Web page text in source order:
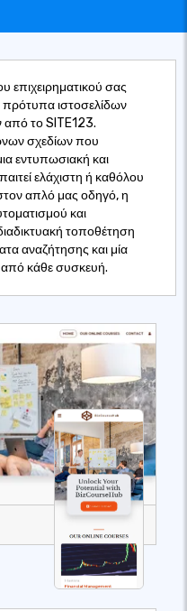
επιχειρηματικού σας
πρότυπα ιστοσελίδων
από το SITE123.
σχεδίων που
εντυπωσιακή και
ελάχιστη ή καθόλου
απλό μας οδηγό, η
και
τοποθέτηση
αναζήτησης και μία
από κάθε συσκευή.